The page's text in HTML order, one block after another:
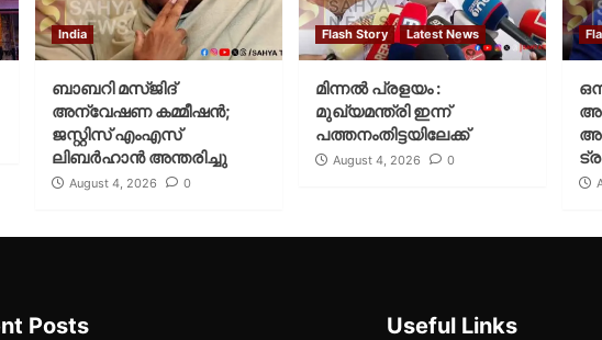
India
ബാബറി മസ്ജിദ്
അന്വേഷണ കമ്മീഷന്‍;
ജസ്റ്റിസ് എംഎസ്
ലിബര്‍ഹാന്‍ അന്തരിച്ചു
August 4, 2026 0
Flash Story Latest News
മിന്നല്‍ പ്രളയം :
മുഖ്യമന്ത്രി ഇന്ന്
പത്തനംതിട്ടയിലേക്ക്
August 4, 2026 0
Posts Useful Links